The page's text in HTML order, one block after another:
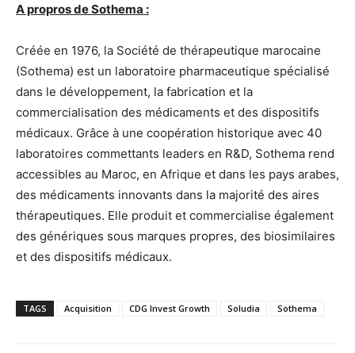
A propros de Sothema :
Créée en 1976, la Société de thérapeutique marocaine
(Sothema) est un laboratoire pharmaceutique spécialisé
dans le développement, la fabrication et la
commercialisation des médicaments et des dispositifs
médicaux. Grâce à une coopération historique avec 40
laboratoires commettants leaders en R&D, Sothema rend
accessibles au Maroc, en Afrique et dans les pays arabes,
des médicaments innovants dans la majorité des aires
thérapeutiques. Elle produit et commercialise également
des génériques sous marques propres, des biosimilaires
et des dispositifs médicaux.
TAGS Acquisition CDG Invest Growth Soludia Sothema